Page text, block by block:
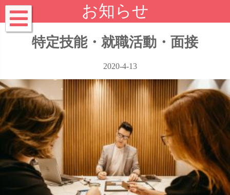
お知らせ
特定技能・就職活動・面接
2020-4-13